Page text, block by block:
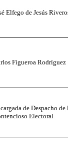
Elfego de Jesús
Figueroa Rodríguez
de Despacho
Electoral